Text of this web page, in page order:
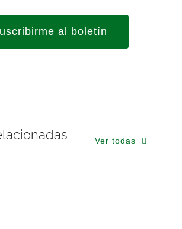
al boletín
Ver todas